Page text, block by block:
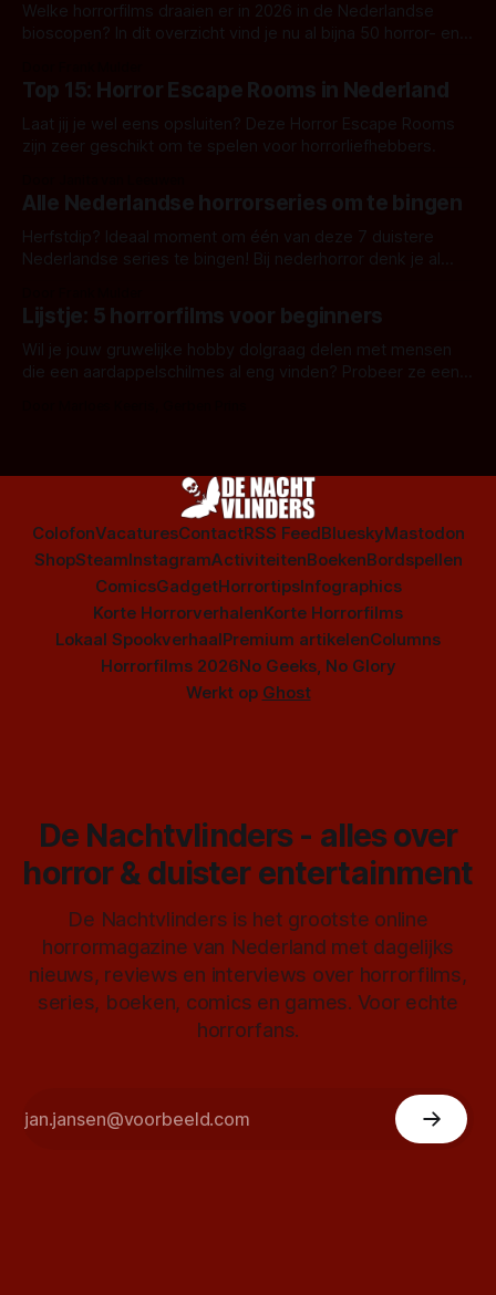
Welke horrorfilms draaien er in 2026 in de Nederlandse
bioscopen? In dit overzicht vind je nu al bijna 50 horror- en
Top 15: Horror Escape Rooms in Nederland
Laat jij je wel eens opsluiten? Deze Horror Escape Rooms
zijn zeer geschikt om te spelen voor horrorliefhebbers.
Alle Nederlandse horrorseries om te bingen
Herfstdip? Ideaal moment om één van deze 7 duistere
Nederlandse series te bingen! Bij nederhorror denk je al
Amsterdamned of The Johnsons. Maar Nederlandse horror
is niet beperkt tot films. Hier een aantal Nederlandse tv-
series uit het duistere of horrorgenre. Als
Lijstje: 5 horrorfilms voor beginners
Wil je jouw gruwelijke hobby dolgraag delen met mensen
die een aardappelschilmes al eng vinden? Probeer ze eens
ColofonVacaturesContactRSS FeedBlueskyMastodon
ShopSteamInstagramActiviteitenBoekenBordspellen
ComicsGadgetHorrortipsInfographics
Korte HorrorverhalenKorte Horrorfilms
Lokaal SpookverhaalPremium artikelenColumns
Horrorfilms 2026No Geeks, No Glory
Werkt op Ghost
De Nachtvlinders - alles over
horror & duister entertainment
De Nachtvlinders is het grootste online
horrormagazine van Nederland met dagelijks
nieuws, reviews en interviews over horrorfilms,
series, boeken, comics en games. Voor echte
horrorfans.